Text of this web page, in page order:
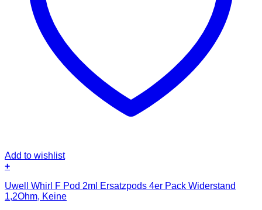
Add to wishlist
+
Uwell Whirl F Pod 2ml Ersatzpods 4er Pack Widerstand
1,2Ohm, Keine